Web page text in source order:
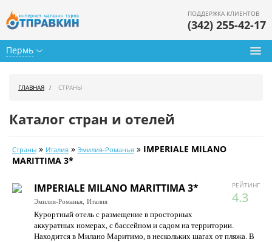
Пермь
ПОДДЕРЖКА КЛИЕНТОВ
(342) 255-42-17
Календарь туров
Цены дня
Страны
Как купить
ГЛАВНАЯ СТРАНЫ
Каталог стран и отелей
Страны » Италия » Эмилия-Романья » IMPERIALE MILANO
MARITTIMA 3*
РЕЙТИНГ
4.3
IMPERIALE MILANO MARITTIMA 3*
Эмилия-Романья, Италия
Курортный отель с размещение в просторных
аккуратных номерах, с бассейном и садом на территории.
Находится в Милано Маритимо, в нескольких шагах от пляжа. В